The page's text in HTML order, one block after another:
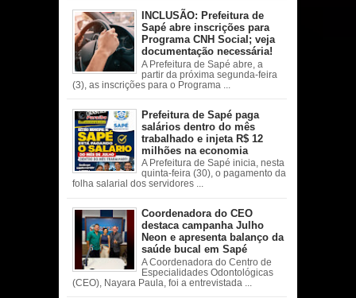
INCLUSÃO: Prefeitura de
Sapé abre inscrições para
Programa CNH Social; veja
documentação necessária!
A Prefeitura de Sapé abre, a
partir da próxima segunda-feira
(3), as inscrições para o Programa ...
Prefeitura de Sapé paga
salários dentro do mês
trabalhado e injeta R$ 12
milhões na economia
A Prefeitura de Sapé inicia, nesta
quinta-feira (30), o pagamento da
folha salarial dos servidores ...
Coordenadora do CEO
destaca campanha Julho
Neon e apresenta balanço da
saúde bucal em Sapé
A Coordenadora do Centro de
Especialidades Odontológicas
(CEO), Nayara Paula, foi a entrevistada ...